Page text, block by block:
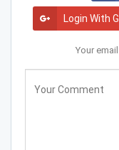
Login With
Your